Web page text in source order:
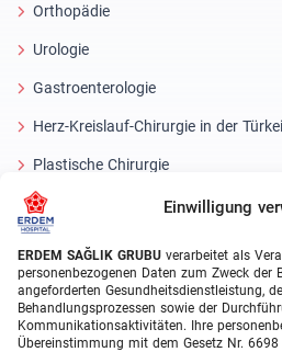
Einwilligung
ERDEM SAĞLIK GRUBU verarbeitet als
personenbezogenen Daten zum Zweck der
angeforderten Gesundheitsdienstleistung,
Behandlungsprozessen sowie der
Kommunikationsaktivitäten. Ihre
Übereinstimmung mit dem Gesetz Nr.
Orthopädie
Urologie
Gastroenterologie
Herz-Kreislauf-Chirurgie in der Türkei
Plastische Chirurgie
Haartransplantationsbehandlungen
Laser Eye
About Erdem